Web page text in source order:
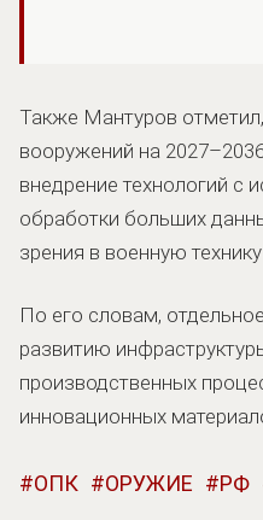
Также Мантуров
вооружений на
внедрение технологий с
обработки больших
зрения в военную
По его словам,
развитию
производственных
инновационных
ОПК ОРУЖИЕ РФ